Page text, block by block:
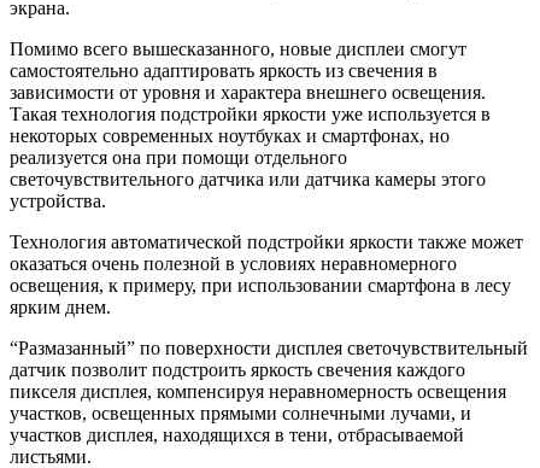
экрана.
Помимо всего вышесказанного, новые дисплеи смогут
самостоятельно адаптировать яркость из свечения в
зависимости от уровня и характера внешнего освещения.
Такая технология подстройки яркости уже используется в
некоторых современных ноутбуках и смартфонах, но
реализуется она при помощи отдельного
светочувствительного датчика или датчика камеры этого
устройства.
Технология автоматической подстройки яркости также может
оказаться очень полезной в условиях неравномерного
освещения, к примеру, при использовании смартфона в лесу
ярким днем.
“Размазанный” по поверхности дисплея светочувствительный
датчик позволит подстроить яркость свечения каждого
пикселя дисплея, компенсируя неравномерность освещения
участков, освещенных прямыми солнечными лучами, и
участков дисплея, находящихся в тени, отбрасываемой
листьями.